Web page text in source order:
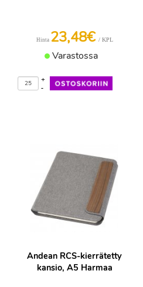
Hinta 23,48€ / KPL
Varastossa
-
+
Andean RCS-kierrätetty
kansio, A5 Harmaa